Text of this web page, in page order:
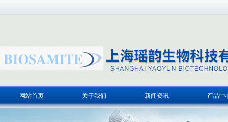
网站首页 关于我们 新闻资讯 产品中